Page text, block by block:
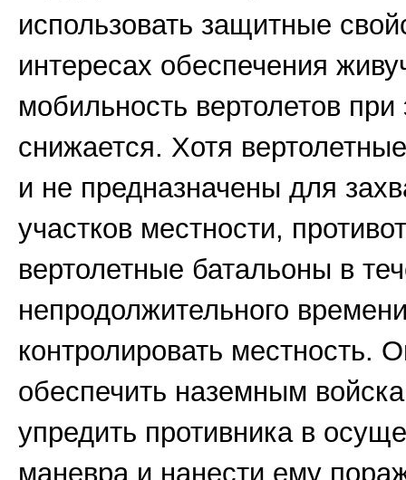
использовать защитные
интересах обеспечения
мобильность вертолетов при
снижается. Хотя
и не предназначены для
участков местности,
вертолетные батальоны в
непродолжительного
контролировать местность.
обеспечить наземным
упредить противника в
маневра и нанести ему